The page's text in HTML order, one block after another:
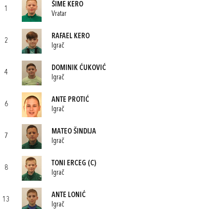
1
ŠIME KERO
Vratar
2
RAFAEL KERO
Igrač
4
DOMINIK ĆUKOVIĆ
Igrač
6
ANTE PROTIĆ
Igrač
7
MATEO ŠINDIJA
Igrač
8
TONI ERCEG (C)
Igrač
13
ANTE LONIĆ
Igrač